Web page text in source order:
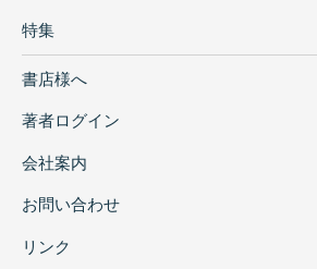
特集
書店様へ
著者ログイン
会社案内
お問い合わせ
リンク